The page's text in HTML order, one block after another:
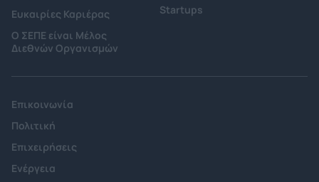
Ευκαιρίες Καριέρας
Ο ΣΕΠΕ είναι Μέλος
Διεθνών Οργανισμών
Startups
Επικοινωνία
Πολιτική
Επιχειρήσεις
Ενέργεια